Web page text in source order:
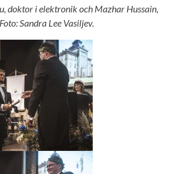
doktor i elektronik och Mazhar Hussain,
Sandra Lee Vasiljev.